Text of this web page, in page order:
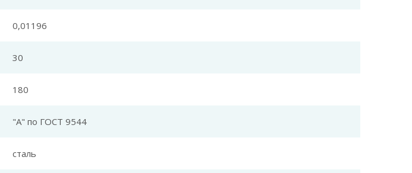
0,01196
30
180
"А" по ГОСТ 9544
сталь